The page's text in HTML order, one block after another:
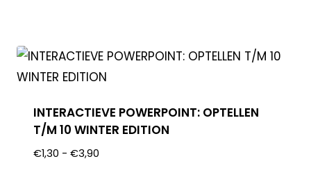
INTERACTIEVE POWERPOINT: OPTELLEN
T/M 10 WINTER EDITION
€1,30 - €3,90